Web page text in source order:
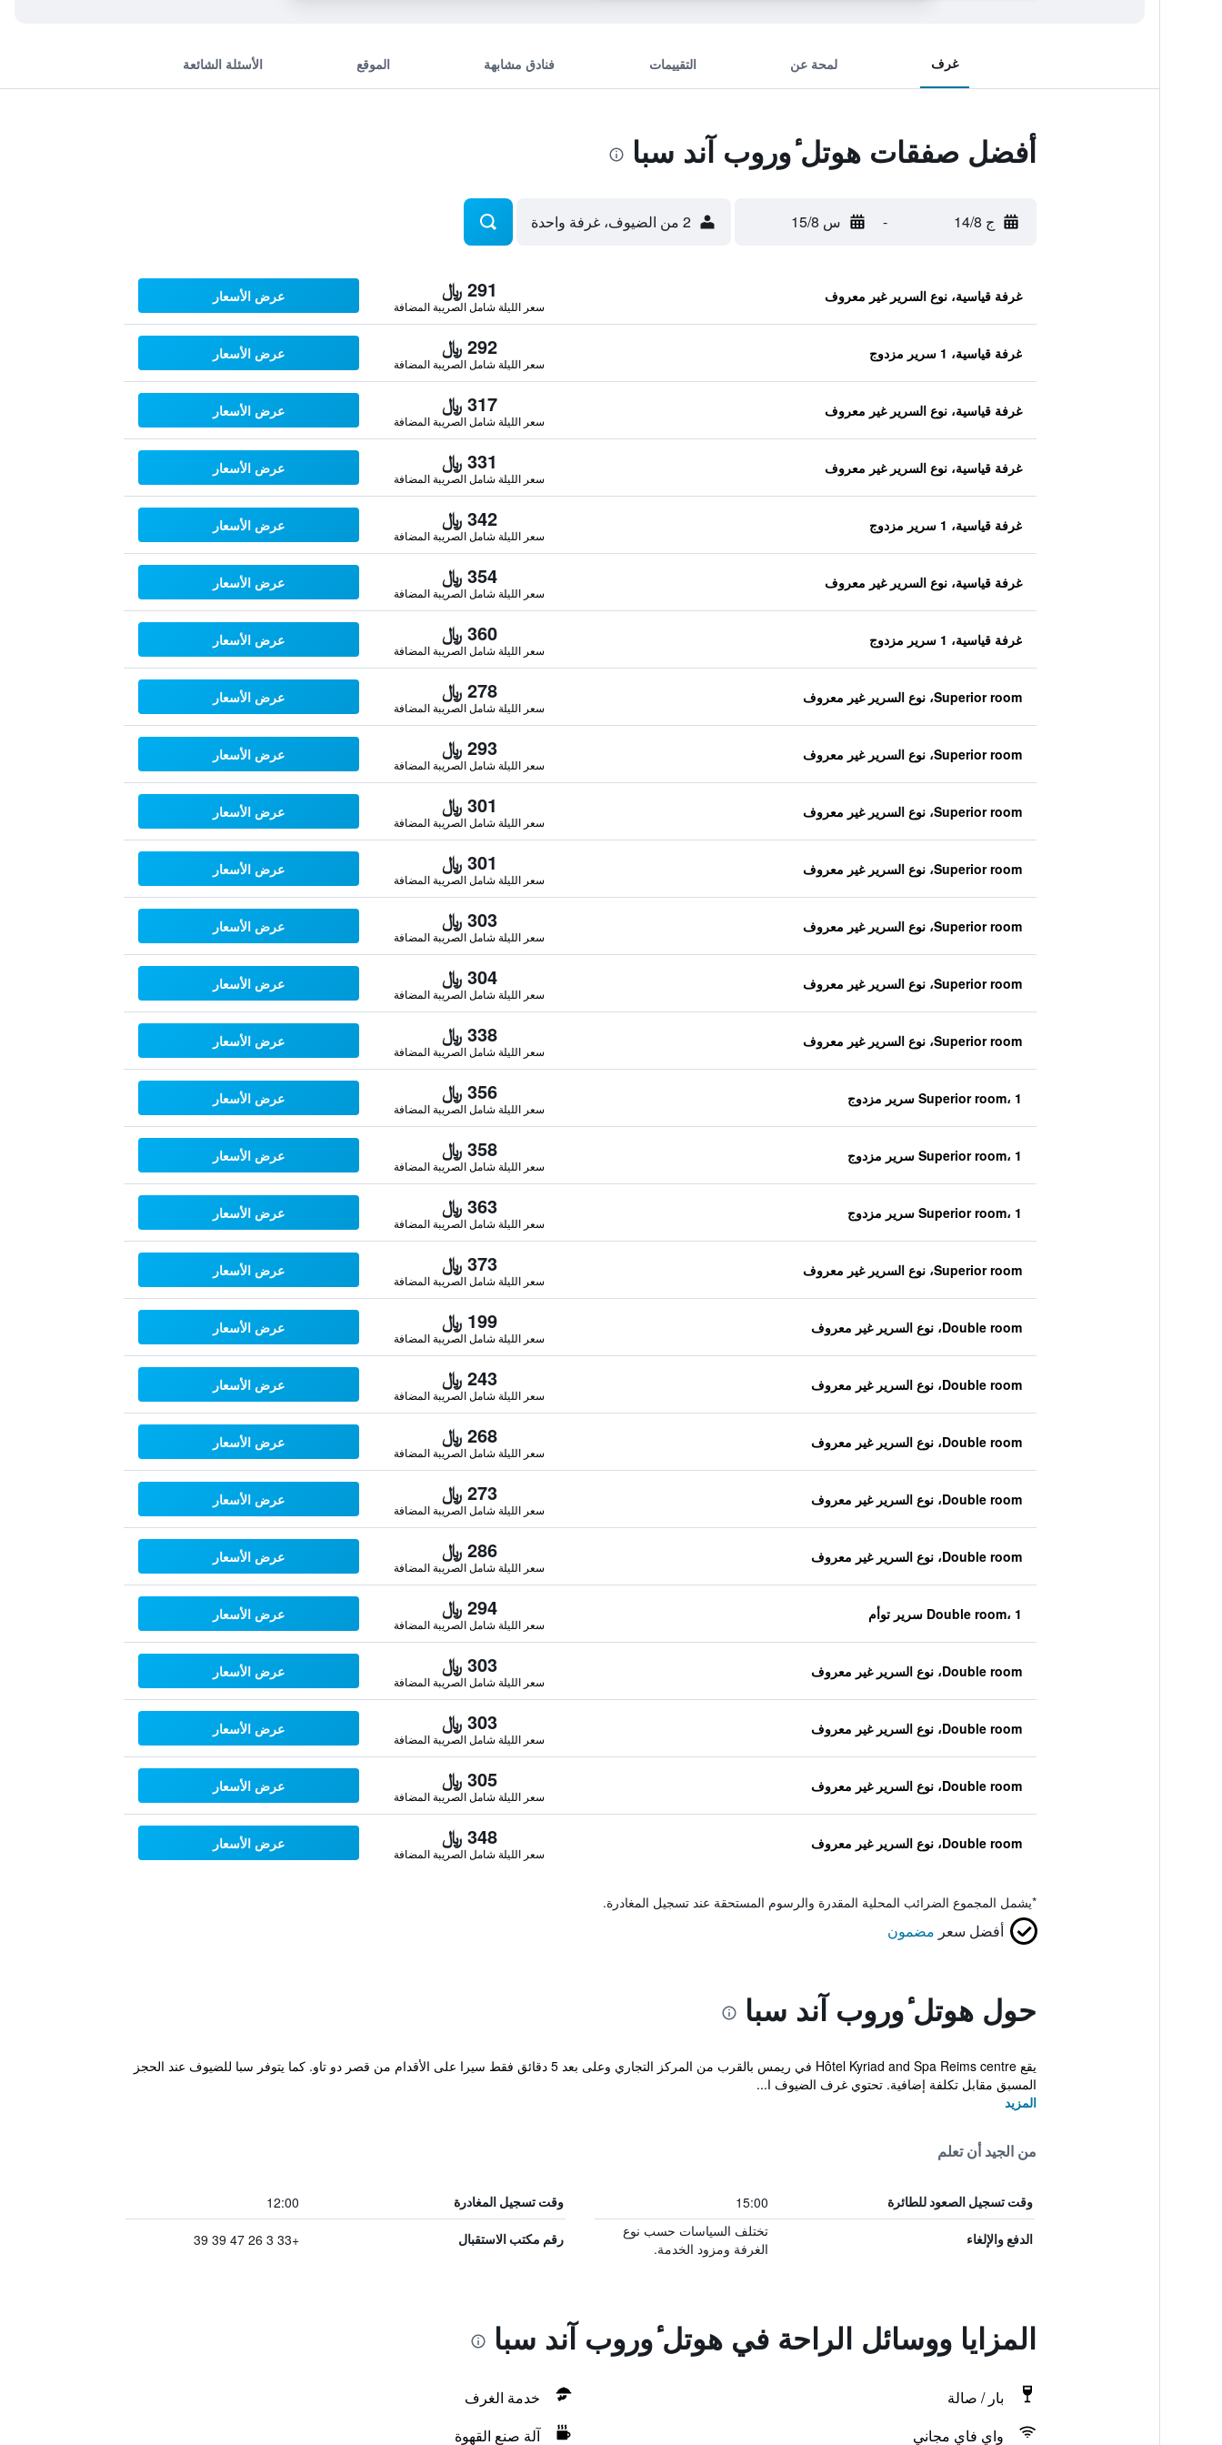
غرف لمحة عن التقييمات فنادق مشابهة الموقع الأسئلة الشائعة
أفضل صفقات هوتل ٔوروب آند سبا
ج 14/8 - س 15/8 2 من الضيوف، غرفة واحدة
غرفة قياسية، نوع السرير غير معروف 291 ﷼
سعر الليلة شامل الصريبة المضافة
عرض الأسعار
غرفة قياسية، 1 سرير مزدوج 292 ﷼
سعر الليلة شامل الصريبة المضافة
عرض الأسعار
غرفة قياسية، نوع السرير غير معروف 317 ﷼
سعر الليلة شامل الصريبة المضافة
عرض الأسعار
غرفة قياسية، نوع السرير غير معروف 331 ﷼
سعر الليلة شامل الصريبة المضافة
عرض الأسعار
غرفة قياسية، 1 سرير مزدوج 342 ﷼
سعر الليلة شامل الصريبة المضافة
عرض الأسعار
غرفة قياسية، نوع السرير غير معروف 354 ﷼
سعر الليلة شامل الصريبة المضافة
عرض الأسعار
غرفة قياسية، 1 سرير مزدوج 360 ﷼
سعر الليلة شامل الصريبة المضافة
عرض الأسعار
Superior room، نوع السرير غير معروف 278 ﷼
سعر الليلة شامل الصريبة المضافة
عرض الأسعار
Superior room، نوع السرير غير معروف 293 ﷼
سعر الليلة شامل الصريبة المضافة
عرض الأسعار
Superior room، نوع السرير غير معروف 301 ﷼
سعر الليلة شامل الصريبة المضافة
عرض الأسعار
Superior room، نوع السرير غير معروف 301 ﷼
سعر الليلة شامل الصريبة المضافة
عرض الأسعار
Superior room، نوع السرير غير معروف 303 ﷼
سعر الليلة شامل الصريبة المضافة
عرض الأسعار
Superior room، نوع السرير غير معروف 304 ﷼
سعر الليلة شامل الصريبة المضافة
عرض الأسعار
Superior room، نوع السرير غير معروف 338 ﷼
سعر الليلة شامل الصريبة المضافة
عرض الأسعار
Superior room، 1 سرير مزدوج 356 ﷼
سعر الليلة شامل الصريبة المضافة
عرض الأسعار
Superior room، 1 سرير مزدوج 358 ﷼
سعر الليلة شامل الصريبة المضافة
عرض الأسعار
Superior room، 1 سرير مزدوج 363 ﷼
سعر الليلة شامل الصريبة المضافة
عرض الأسعار
Superior room، نوع السرير غير معروف 373 ﷼
سعر الليلة شامل الصريبة المضافة
عرض الأسعار
Double room، نوع السرير غير معروف 199 ﷼
سعر الليلة شامل الصريبة المضافة
عرض الأسعار
Double room، نوع السرير غير معروف 243 ﷼
سعر الليلة شامل الصريبة المضافة
عرض الأسعار
Double room، نوع السرير غير معروف 268 ﷼
سعر الليلة شامل الصريبة المضافة
عرض الأسعار
Double room، نوع السرير غير معروف 273 ﷼
سعر الليلة شامل الصريبة المضافة
عرض الأسعار
Double room، نوع السرير غير معروف 286 ﷼
سعر الليلة شامل الصريبة المضافة
عرض الأسعار
Double room، 1 سرير توأم 294 ﷼
سعر الليلة شامل الصريبة المضافة
عرض الأسعار
Double room، نوع السرير غير معروف 303 ﷼
سعر الليلة شامل الصريبة المضافة
عرض الأسعار
Double room، نوع السرير غير معروف 303 ﷼
سعر الليلة شامل الصريبة المضافة
عرض الأسعار
Double room، نوع السرير غير معروف 305 ﷼
سعر الليلة شامل الصريبة المضافة
عرض الأسعار
Double room، نوع السرير غير معروف 348 ﷼
سعر الليلة شامل الصريبة المضافة
عرض الأسعار
*يشمل المجموع الضرائب المحلية المقدرة والرسوم المستحقة عند تسجيل المغادرة.
أفضل سعر مضمون
حول هوتل ٔوروب آند سبا
يقع Hôtel Kyriad and Spa Reims centre في ريمس بالقرب من المركز التجاري وعلى بعد 5 دقائق فقط سيرا على الأقدام من قصر دو تاو. كما يتوفر سبا للضيوف عند الحجز
المسبق مقابل تكلفة إضافية. تحتوي غرف الضيوف ا...
المزيد
من الجيد أن تعلم
وقت تسجيل الصعود للطائرة 15:00 وقت تسجيل المغادرة 12:00
الدفع والإلغاء
تختلف السياسات حسب نوع
الغرفة ومزود الخدمة.
رقم مكتب الاستقبال +33 3 26 47 39 39
المزايا ووسائل الراحة في هوتل ٔوروب آند سبا
بار / صالة
خدمة الغرف
واي فاي مجاني
آلة صنع القهوة